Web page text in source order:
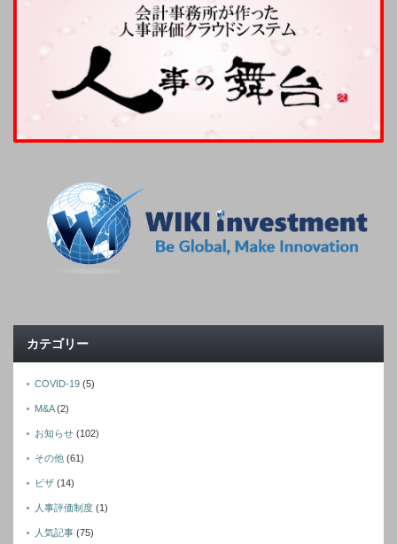
カテゴリー
COVID-19 (5)
M&A(2)
お知らせ (102)
その他 (61)
ビザ (14)
人事評価制度 (1)
人気記事 (75)